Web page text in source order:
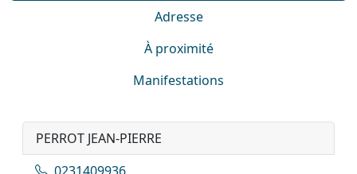
Adresse
À proximité
Manifestations
PERROT JEAN-PIERRE